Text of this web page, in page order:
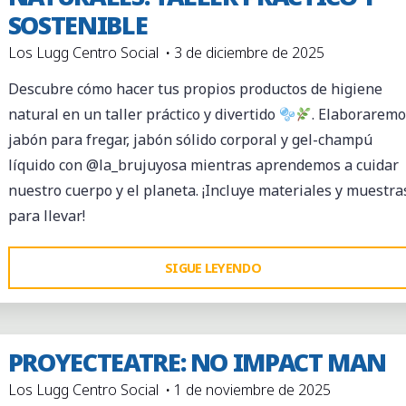
Y
ELABORACIÓN
DE
UN
REMEDIO
Y
HERBARIO"
SOSTENIBLE
Los Lugg Centro Social
3 de diciembre de 2025
Descubre cómo hacer tus propios productos de higiene
natural en un taller práctico y divertido
.
jabón para fregar, jabón sólido corporal y gel-champú
líquido con @la_brujuyosa mientras aprendemos a cuidar
nuestro cuerpo y el planeta. ¡Incluye materiales y
para llevar!
SIGUE LEYENDO
TUS
NATURALES:
TALLER
PROYECTEATRE: NO IMPACT MAN
Los Lugg Centro Social
1 de noviembre de 2025